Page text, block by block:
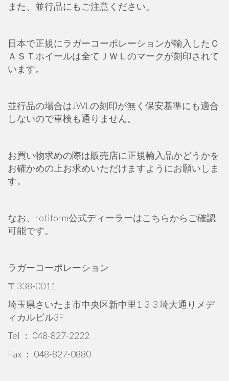
また、並行品にもご注意ください。
日本で正規にラガーコーポレーションが輸入したＣ
ＡＳＴホイールは全てＪＷＬのマークが刻印されて
います。
並行品の場合はJWLの刻印が無く保安基準にも適合
しないので車検も通りません。
お買い物求めの際は販売店に正規輸入品かどうかを
お確かめの上お求めいただけますようにお願いしま
す。
なお、rotiform公式ディーラーはこちらからご確認
可能です。
ラガーコーポレーション
〒338-0011
埼玉県さいたま市中央区新中里1-3-3 埼大通りメデ
ィカルビル3F
Tel ： 048-827-2222
Fax ： 048-827-0880